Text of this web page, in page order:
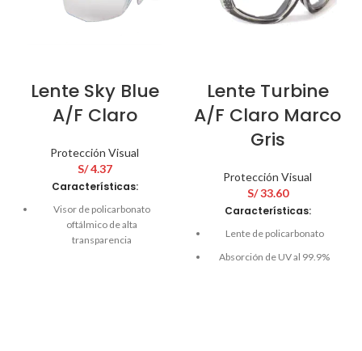
Lente Sky Blue
A/F Claro
Protección Visual
S/4.37
Características:
Visor de policarbonato
oftálmico de alta
transparencia
Lente Turbine
A/F Claro Marco
Gris
Protección Visual
S/33.60
Características:
Lente de policarbonato
Absorción de UV al 99.9%